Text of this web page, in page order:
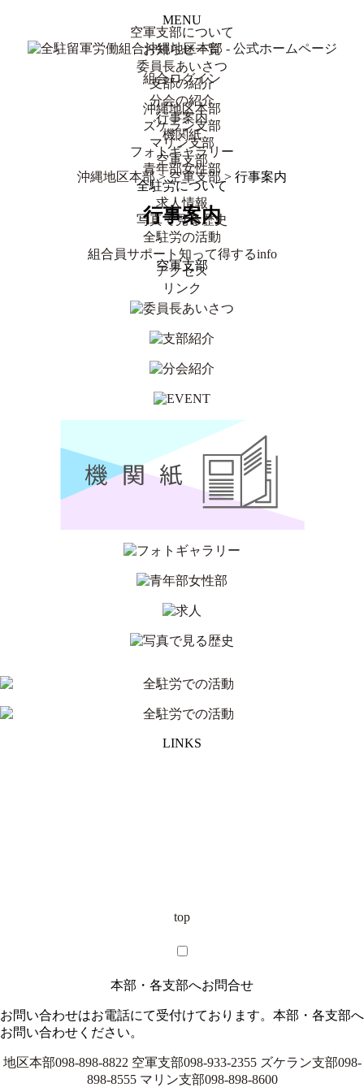
MENU
空軍支部について
お知らせ一覧
委員長あいさつ
支部の紹介
分会の紹介
行事案内
機関紙
フォトギャラリー
青年部女性部
全駐労について
求人情報
写真で見る歴史
全駐労の活動
組合員サポート知って得するinfo
アクセス
リンク
組合ログイン
沖縄地区本部
ズケラン支部
マリン支部
空軍支部
沖縄地区本部>空軍支部 > 行事案内
行事案内
空軍支部
LINKS
top
本部・各支部へお問合せ
お問い合わせはお電話にて受付けております。本部・各支部へ
お問い合わせください。
地区本部098-898-8822 空軍支部098-933-2355 ズケラン支部098-
898-8555 マリン支部098-898-8600